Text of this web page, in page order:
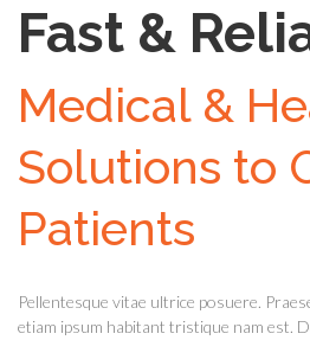
Fast &
Medical &
Solutions to
Patients
Pellentesque vitae ultrice posuere.
etiam ipsum habitant tristique nam est.